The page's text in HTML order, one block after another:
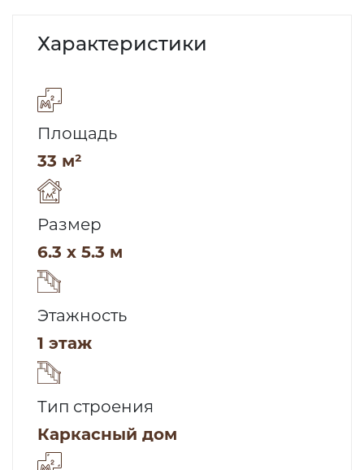
Характеристики
Площадь
33 м²
Размер
6.3 x 5.3 м
Этажность
1 этаж
Тип строения
Каркасный дом